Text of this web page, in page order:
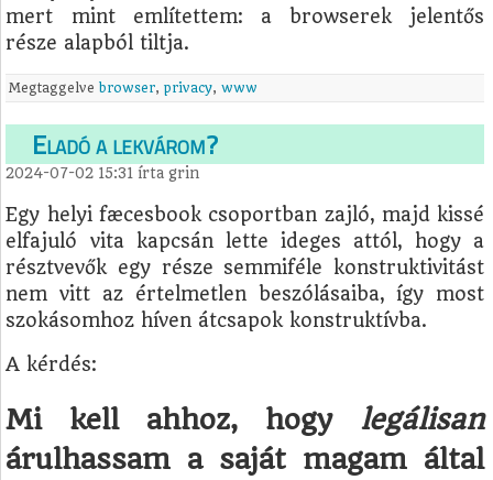
mert mint említettem: a browserek jelentős
része alapból tiltja.
Megtaggelvebrowser,privacy,www
Eladó a lekvárom?
2024-07-02 15:31 írtagrin
Egy helyi fæcesbook csoportban zajló, majd kissé
elfajuló vita kapcsán lette ideges attól, hogy a
résztvevők egy része semmiféle konstruktivitást
nem vitt az értelmetlen beszólásaiba, így most
szokásomhoz híven átcsapok konstruktívba.
A kérdés:
Mi kell ahhoz, hogy legálisan
árulhassam a saját magam által